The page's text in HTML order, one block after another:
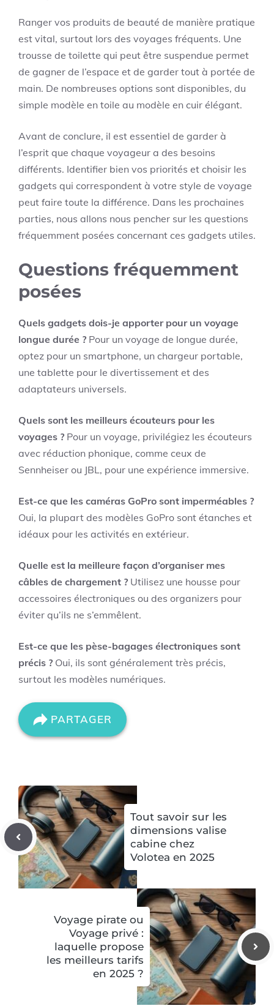
Ranger vos produits de beauté de manière pratique
est vital, surtout lors des voyages fréquents. Une
trousse de toilette qui peut être suspendue permet
de gagner de l’espace et de garder tout à portée de
main. De nombreuses options sont disponibles, du
simple modèle en toile au modèle en cuir élégant.
Avant de conclure, il est essentiel de garder à
l’esprit que chaque voyageur a des besoins
différents. Identifier bien vos priorités et choisir les
gadgets qui correspondent à votre style de voyage
peut faire toute la différence. Dans les prochaines
parties, nous allons nous pencher sur les questions
fréquemment posées concernant ces gadgets utiles.
Questions fréquemment
posées
Quels gadgets dois-je apporter pour un voyage
longue durée ? Pour un voyage de longue durée,
optez pour un smartphone, un chargeur portable,
une tablette pour le divertissement et des
adaptateurs universels.
Quels sont les meilleurs écouteurs pour les
voyages ? Pour un voyage, privilégiez les écouteurs
avec réduction phonique, comme ceux de
Sennheiser ou JBL, pour une expérience immersive.
Est-ce que les caméras GoPro sont imperméables ?
Oui, la plupart des modèles GoPro sont étanches et
idéaux pour les activités en extérieur.
Quelle est la meilleure façon d’organiser mes
câbles de chargement ? Utilisez une housse pour
accessoires électroniques ou des organizers pour
éviter qu’ils ne s’emmêlent.
Est-ce que les pèse-bagages électroniques sont
précis ? Oui, ils sont généralement très précis,
surtout les modèles numériques.
PARTAGER
Tout savoir sur les
dimensions valise
cabine chez
Volotea en 2025
Voyage pirate ou
Voyage privé :
laquelle propose
les meilleurs tarifs
en 2025 ?